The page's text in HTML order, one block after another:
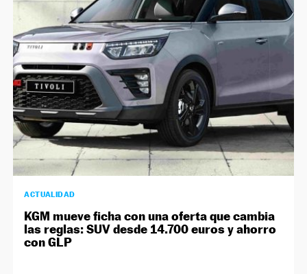
NEWSLETTER
SÍGUENOS
ACTUALIDAD
KGM mueve ficha con una oferta que cambia
las reglas: SUV desde 14.700 euros y ahorro
con GLP